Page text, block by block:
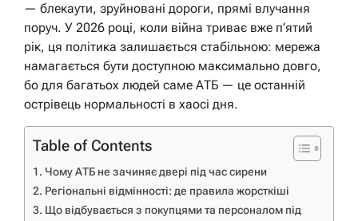
— блекаути, зруйновані дороги, прямі влучання
поруч. У 2026 році, коли війна триває вже п’ятий
рік, ця політика залишається стабільною: мережа
намагається бути доступною максимально довго,
бо для багатьох людей саме АТБ — це останній
острівець нормальності в хаосі дня.
Table of Contents
Чому АТБ не зачиняє двері під час сирени
Регіональні відмінності: де правила жорсткіші
Що відбувається з покупцями та персоналом під